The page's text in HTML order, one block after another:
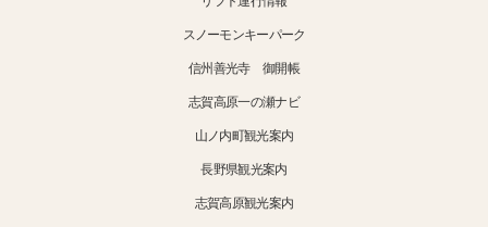
スノーモンキーパーク
信州善光寺 御開帳
志賀高原一の瀬ナビ
山ノ内町観光案内
長野県観光案内
志賀高原観光案内